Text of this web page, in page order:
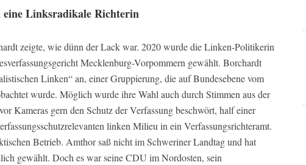
Linksradikale Richterin
zeigte, wie dünn der Lack war. 2020 wurde die Linken-Politikerin
Mecklenburg-Vorpommern gewählt. Borchardt
Linken“ an, einer Gruppierung, die auf Bundesebene vom
wurde. Möglich wurde ihre Wahl auch durch Stimmen aus der
Kameras gern den Schutz der Verfassung beschwört, half einer
linken Milieu in ein Verfassungsrichteramt.
Betrieb. Amthor saß nicht im Schweriner Landtag und hat
gewählt. Doch es war seine CDU im Nordosten, sein